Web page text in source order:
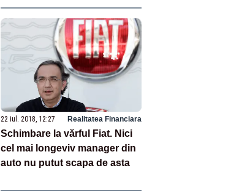
22 iul. 2018, 12:27 Realitatea Financiara
Schimbare la vărful Fiat. Nici
cel mai longeviv manager din
auto nu putut scapa de asta